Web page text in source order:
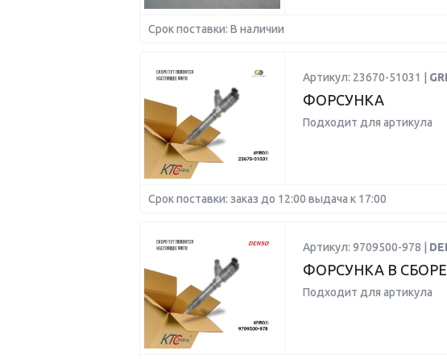
Срок поставки: В наличии
Артикул: 23670-51031 |
ФОРСУНКА
Подходит для артикула
Срок поставки: заказ до 12:00 выдача к 17:00
Артикул: 9709500-978 |
ФОРСУНКА В СБОРЕ
Подходит для артикула